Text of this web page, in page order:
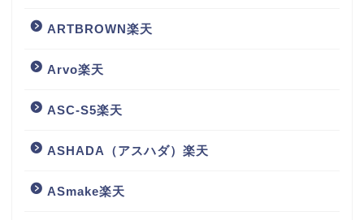
ARTBROWN楽天
Arvo楽天
ASC-S5楽天
ASHADA（アスハダ）楽天
ASmake楽天